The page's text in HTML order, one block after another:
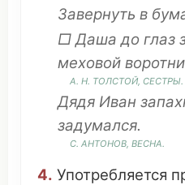
Завернуть в
□ Даша до глаз
меховой
А. Н. ТОЛСТОЙ, СЕСТРЫ.
Дядя Иван
задумался.
С. АНТОНОВ, ВЕСНА.
4. Употребляется